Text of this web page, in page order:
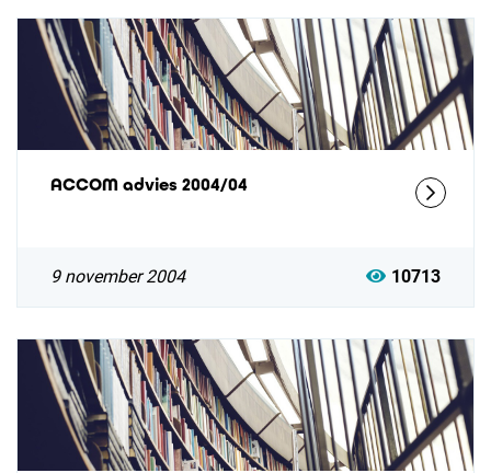
ACCOM advies 2004/04
9 november 2004 10713